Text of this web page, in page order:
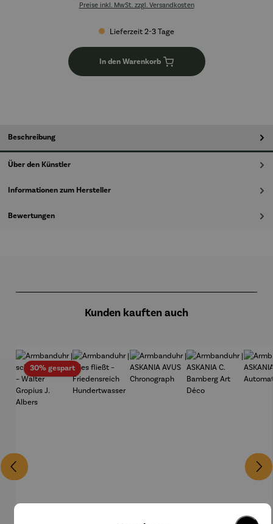
Preise inkl. MwSt. zzgl. Versandkosten
Lieferzeit 2-3 Tage
In den Warenkorb
Beschreibung
Über den Künstler
Informationen zum Hersteller
Bewertungen
Kunden kauften auch
30% gespartRabatt